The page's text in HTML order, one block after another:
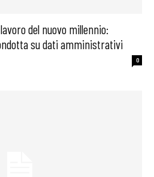
del nuovo millennio:
su dati amministrativi
0